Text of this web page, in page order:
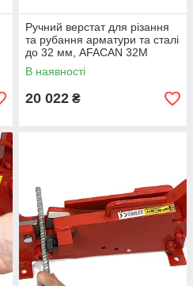
Ручний верстат для різання
та рубання арматури та сталі
до 32 мм, AFACAN 32M
В наявності
20 022 ₴